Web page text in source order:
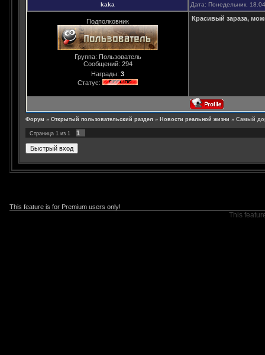
kaka Дата: Понедельник,
Подполковник
Группа: Пользователь
Сообщений: 294
Награды: 3
Статус:
Красивый зараза,
Форум » Открытый пользовательский раздел » Новости реальной жизни » Самый
Страница 1 из 1 1
This feature is for Premium users only!
This